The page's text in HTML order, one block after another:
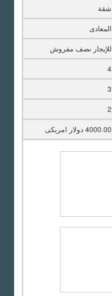
شقة
المعادى
للإيجار نصف مفروش
4
3
2
4000.00 دولار امريكى